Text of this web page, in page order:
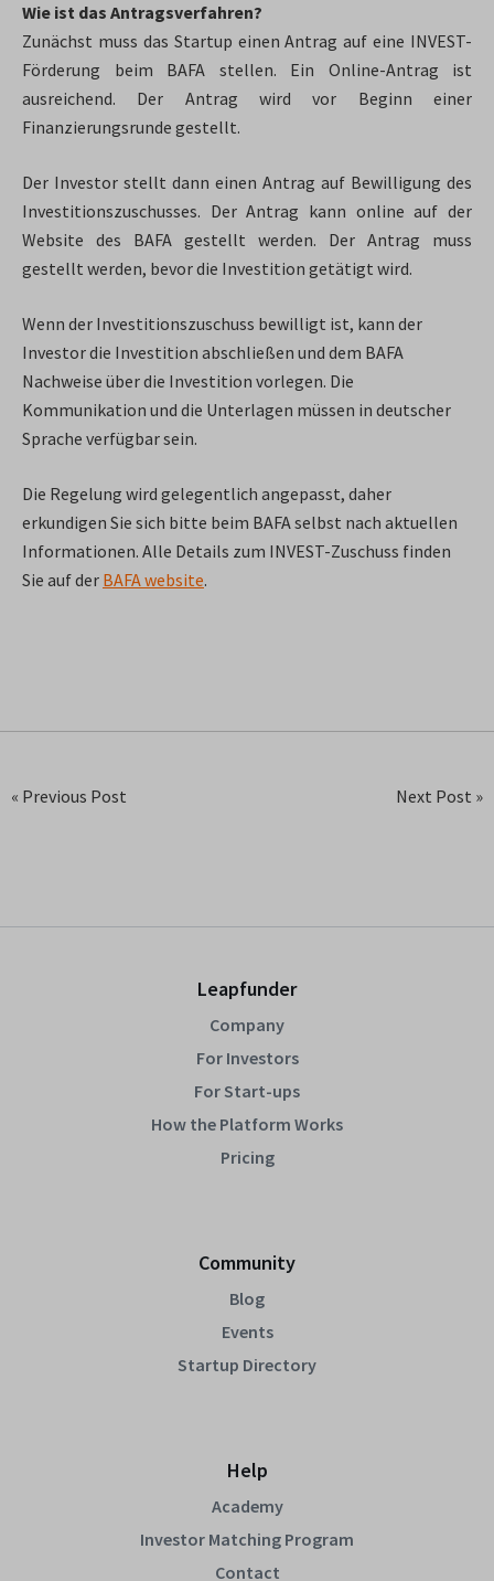
Wie ist das Antragsverfahren?
Zunächst muss das Startup einen Antrag auf eine INVEST-
Förderung beim BAFA stellen. Ein Online-Antrag ist
ausreichend. Der Antrag wird vor Beginn einer
Finanzierungsrunde gestellt.
Der Investor stellt dann einen Antrag auf Bewilligung des
Investitionszuschusses. Der Antrag kann online auf der
Website des BAFA gestellt werden. Der Antrag muss
gestellt werden, bevor die Investition getätigt wird.
Wenn der Investitionszuschuss bewilligt ist, kann der
Investor die Investition abschließen und dem BAFA
Nachweise über die Investition vorlegen. Die
Kommunikation und die Unterlagen müssen in deutscher
Sprache verfügbar sein.
Die Regelung wird gelegentlich angepasst, daher
erkundigen Sie sich bitte beim BAFA selbst nach aktuellen
Informationen. Alle Details zum INVEST-Zuschuss finden
Sie auf der BAFA website.
« Previous Post Next Post »
Leapfunder
Company
For Investors
For Start-ups
How the Platform Works
Pricing
Community
Blog
Events
Startup Directory
Help
Academy
Investor Matching Program
Contact